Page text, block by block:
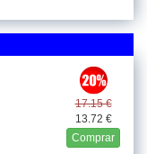
17.15 €
13.72 €
Comprar